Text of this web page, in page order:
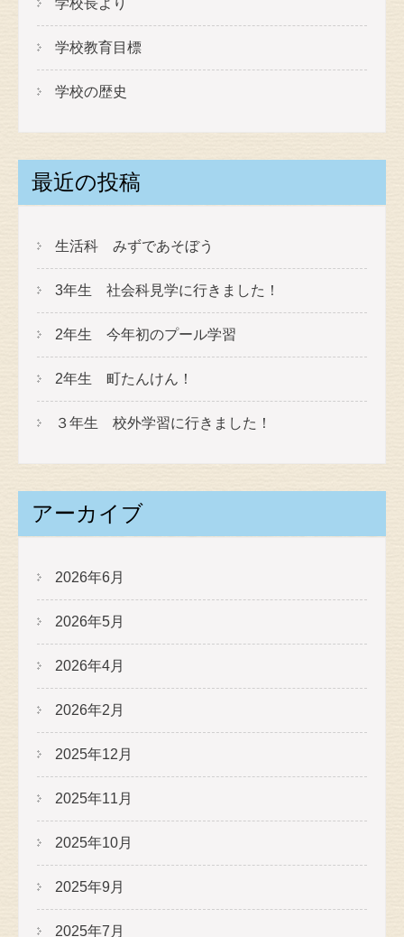
学校長より
学校教育目標
学校の歴史
最近の投稿
生活科 みずであそぼう
3年生 社会科見学に行きました！
2年生 今年初のプール学習
2年生 町たんけん！
３年生 校外学習に行きました！
アーカイブ
2026年6月
2026年5月
2026年4月
2026年2月
2025年12月
2025年11月
2025年10月
2025年9月
2025年7月